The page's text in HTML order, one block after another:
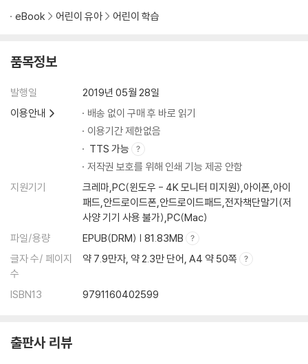
eBook 어린이 유아 어린이 학습
품목정보
발행일
2019년 05월 28일
이용안내
배송 없이 구매 후 바로 읽기
이용기간 제한없음
TTS 가능
저작권 보호를 위해 인쇄 기능 제공 안함
지원기기
크레마,PC(윈도우 - 4K 모니터 미지원),아이폰,아이
패드,안드로이드폰,안드로이드패드,전자책단말기(저
사양 기기 사용 불가),PC(Mac)
파일/용량
EPUB(DRM) | 81.83MB
글자 수/ 페이지
수
약 7.9만자, 약 2.3만 단어, A4 약 50쪽
ISBN13 9791160402599
출판사 리뷰